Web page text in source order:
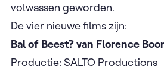
volwassen geworden. ​
De vier nieuwe films zijn:
Bal of Beest? van Florence
​Productie: SALTO Productions ​